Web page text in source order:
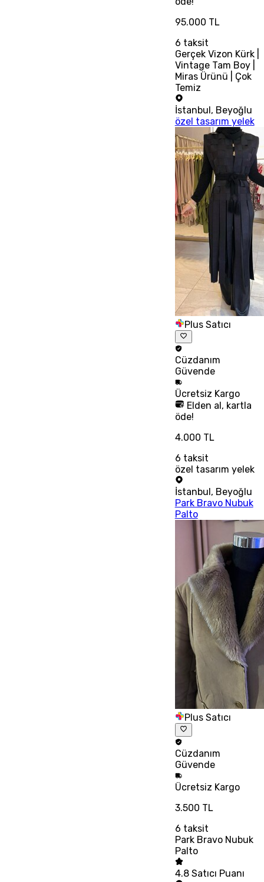
95.000 TL
6 taksit
Gerçek Vizon Kürk |
Vintage Tam Boy |
Miras Ürünü | Çok
Temiz
İstanbul, Beyoğlu
özel tasarım yelek
Plus Satıcı
Cüzdanım
Güvende
Ücretsiz Kargo
Elden al, kartla
öde!
4.000 TL
6 taksit
özel tasarım yelek
İstanbul , Beyoğlu
Park Bravo Nubuk
Palto
Plus Satıcı
Cüzdanım
Güvende
Ücretsiz Kargo
3.500 TL
6 taksit
Park Bravo Nubuk
Palto
4.8 Satıcı Puanı